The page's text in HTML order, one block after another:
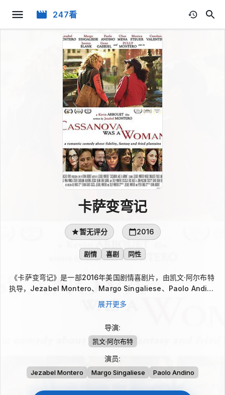
247看
卡萨变弯记
暂无评分 2016
剧情 喜剧 同性
《卡萨变弯记》是一部2016年美国剧情喜剧片，由凯文·阿尔布特
执导，Jezabel Montero、Margo Singaliese、Paolo Andino
出演。片中，金发碧眼的古巴裔美国女演员卡萨诺瓦已步入婚姻，
却在与丈夫相处的人生阶段爱上一名女性。突如其来的情感让她重
题。
展开更多
导演:
凯文·阿尔布特
演员:
Jezabel Montero Margo Singaliese Paolo Andino